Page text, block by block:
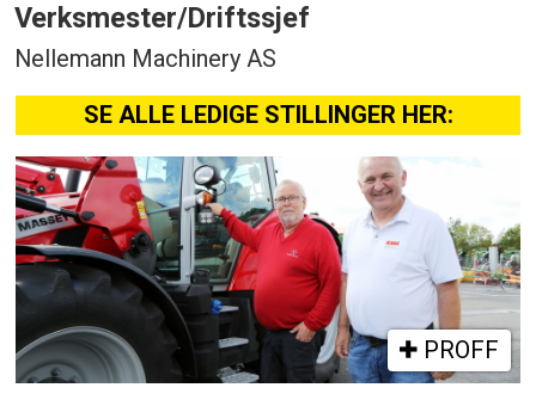
Verksmester/Driftssjef
Nellemann Machinery AS
SE ALLE LEDIGE STILLINGER HER:
PROFF